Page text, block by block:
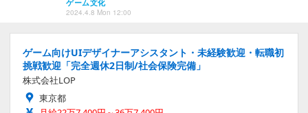
ゲーム文化
2024.4.8 Mon 12:00
ゲーム向けUIデザイナーアシスタント・未経験歓迎・転職初
挑戦歓迎「完全週休2日制/社会保険完備」
株式会社LOP
東京都